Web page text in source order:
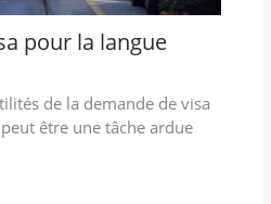
pour la langue
de la demande de visa
être une tâche ardue